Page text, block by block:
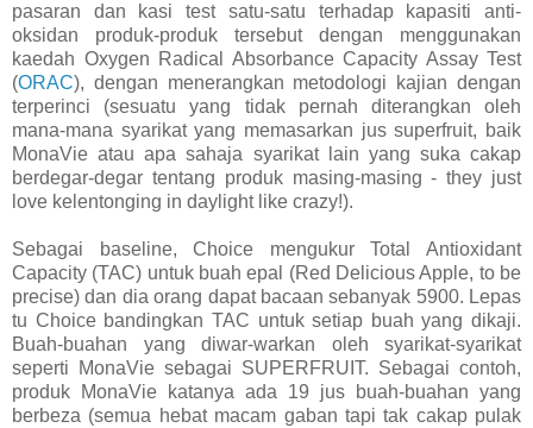
pasaran dan kasi test satu-satu terhadap kapasiti anti-
oksidan produk-produk tersebut dengan menggunakan
kaedah Oxygen Radical Absorbance Capacity Assay Test
(ORAC), dengan menerangkan metodologi kajian dengan
terperinci (sesuatu yang tidak pernah diterangkan oleh
mana-mana syarikat yang memasarkan jus superfruit, baik
MonaVie atau apa sahaja syarikat lain yang suka cakap
berdegar-degar tentang produk masing-masing - they just
love kelentonging in daylight like crazy!).
Sebagai baseline, Choice mengukur Total Antioxidant
Capacity (TAC) untuk buah epal (Red Delicious Apple, to be
precise) dan dia orang dapat bacaan sebanyak 5900. Lepas
tu Choice bandingkan TAC untuk setiap buah yang dikaji.
Buah-buahan yang diwar-warkan oleh syarikat-syarikat
seperti MonaVie sebagai SUPERFRUIT. Sebagai contoh,
produk MonaVie katanya ada 19 jus buah-buahan yang
berbeza (semua hebat macam gaban tapi tak cakap pulak